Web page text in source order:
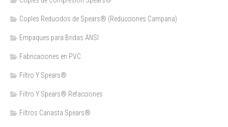
Coples Reducidos de Spears® (Reducciones Campana)
Empaques para Bridas ANSI
Fabricaciones en PVC
Filtro Y Spears®
Filtro Y Spears® Refacciones
Filtros Canasta Spears®